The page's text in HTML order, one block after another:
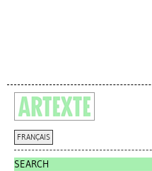
FRANÇAIS
SEARCH